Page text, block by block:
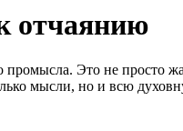
отчаянию
Это не просто
мысли, но и всю